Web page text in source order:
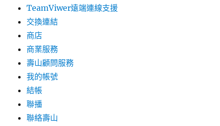
TeamViwer遠端連線支援
交換連結
商店
商業服務
壽山顧問服務
我的帳號
結帳
聯播
聯絡壽山